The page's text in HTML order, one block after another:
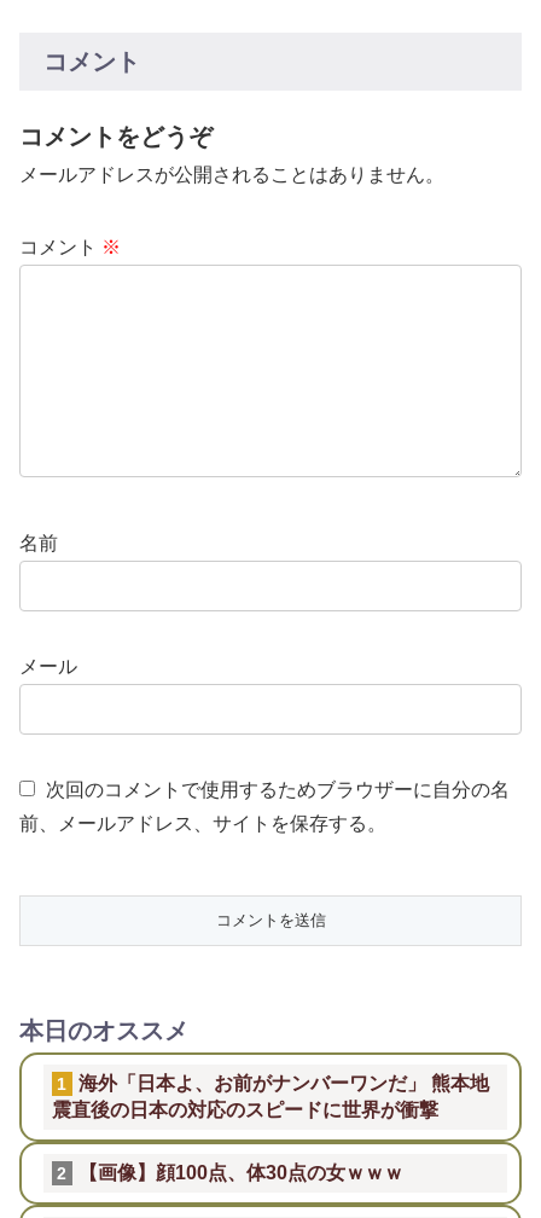
コメント
コメントをどうぞ
メールアドレスが公開されることはありません。
コメント ※
名前
メール
次回のコメントで使用するためブラウザーに自分の名
前、メールアドレス、サイトを保存する。
本日のオススメ
1
海外「日本よ、お前がナンバーワンだ」 熊本地
震直後の日本の対応のスピードに世界が衝撃
2 【画像】顔100点、体30点の女ｗｗｗ